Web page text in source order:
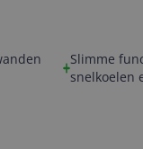
gevonden.
Slimme
snelkoelen